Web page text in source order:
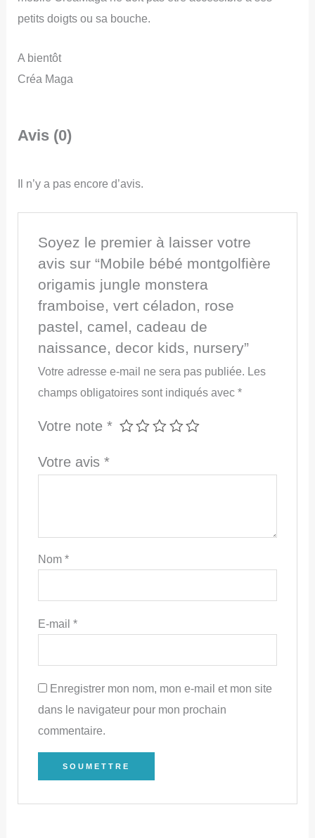
petits doigts ou sa bouche.
A bientôt
Créa Maga
Avis (0)
Il n’y a pas encore d’avis.
Soyez le premier à laisser votre
avis sur “Mobile bébé montgolfière
origamis jungle monstera
framboise, vert céladon, rose
pastel, camel, cadeau de
naissance, decor kids, nursery”
Votre adresse e-mail ne sera pas publiée. Les
champs obligatoires sont indiqués avec *
Votre note *
Votre avis *
Nom *
E-mail *
Enregistrer mon nom, mon e-mail et mon site
dans le navigateur pour mon prochain
commentaire.